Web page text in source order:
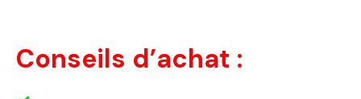
Conseils d’achat :